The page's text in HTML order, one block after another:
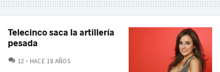
Telecinco saca la artillería
pesada
12 COMENTARIOS
HACE 18 AÑOS